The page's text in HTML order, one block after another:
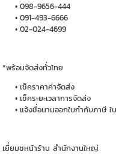
098-9656-444
091-493-6666
02-024-4699
*พร้อมจัดส่งทั่วไทย
เช็คราคาค่าจัดส่ง
เช็คระยะเวลาการจัดส่ง
แจ้งชื่อนามออกใบกำกับภาษี ใ
เยี่ยมชหน้าร้าน สำนักงานใหญ่